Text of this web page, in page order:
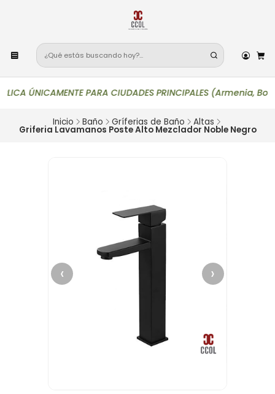
ÚNICAMENTE PARA CIUDADES PRINCIPALES (Armenia,
Inicio Baño Gríferias de Baño Altas
Griferia Lavamanos Poste Alto Mezclador Noble Negro
‹ ›